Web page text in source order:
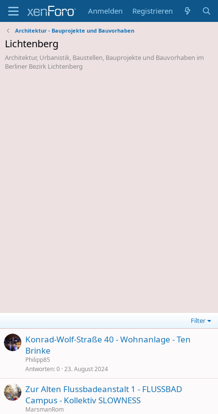
Anmelden Registrieren
Architektur - Bauprojekte und Bauvorhaben
Lichtenberg
Architektur, Urbanistik, Baustellen, Bauprojekte und Bauvorhaben im
Berliner Bezirk Lichtenberg
Filter
Konrad-Wolf-Straße 40 - Wohnanlage - Ten
Brinke
Philipp85
Antworten 0 23. August 2024
Zur Alten Flussbadeanstalt 1 - FLUSSBAD
Campus - Kollektiv SLOWNESS
MarsmanRom